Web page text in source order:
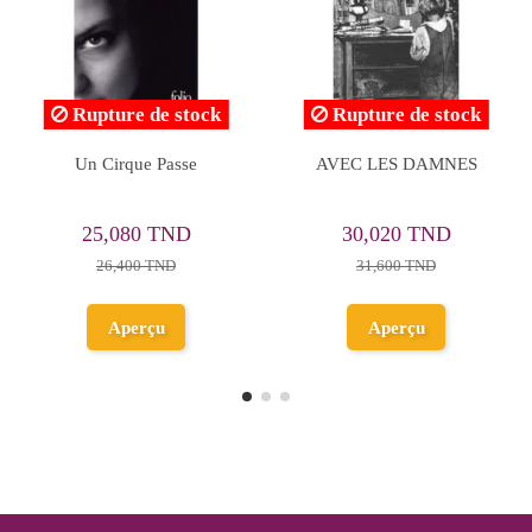
de stock
sel - Raynor
L'AMOUR DURE TROIS